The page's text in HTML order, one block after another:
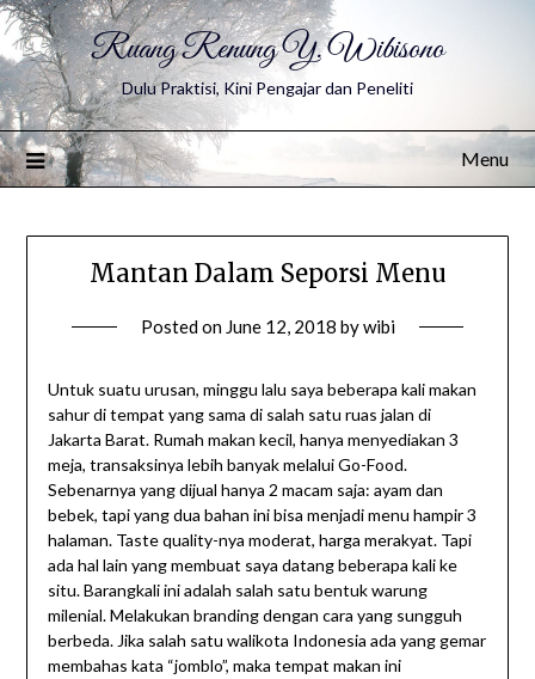
Ruang Renung Y. Wibisono
Dulu Praktisi, Kini Pengajar dan Peneliti
Menu
Mantan Dalam Seporsi Menu
Posted on June 12, 2018 bywibi
Untuk suatu urusan, minggu lalu saya beberapa kali makan
sahur di tempat yang sama di salah satu ruas jalan di
Jakarta Barat. Rumah makan kecil, hanya menyediakan 3
meja, transaksinya lebih banyak melalui Go-Food.
Sebenarnya yang dijual hanya 2 macam saja: ayam dan
bebek, tapi yang dua bahan ini bisa menjadi menu hampir 3
halaman. Taste quality-nya moderat, harga merakyat. Tapi
ada hal lain yang membuat saya datang beberapa kali ke
situ. Barangkali ini adalah salah satu bentuk warung
milenial. Melakukan branding dengan cara yang sungguh
berbeda. Jika salah satu walikota Indonesia ada yang gemar
membahas kata “jomblo”, maka tempat makan ini